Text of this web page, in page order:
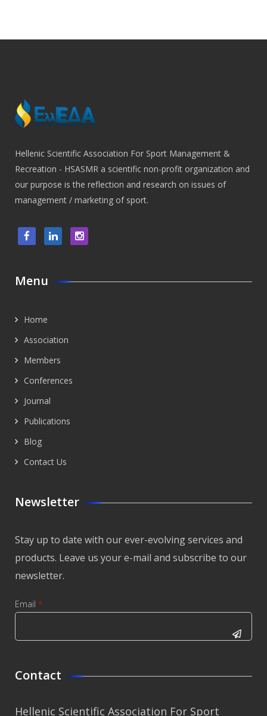
Hellenic Scientific Association For Sport Management &
Recreation - HSASMR a scientific non-profit organization and
our purpose is the reflection and research on issues of
management / marketing of sport.
Menu
Home
Association
Members
Conferences
Journal
Publications
Blog
Contact Us
Newsletter
Stay up to date with our ever-evolving services and
products. Leave us your e-mail and subscribe to our
newsletter.
Email *
This
Contact
Hellenic Scientific Association For Sport